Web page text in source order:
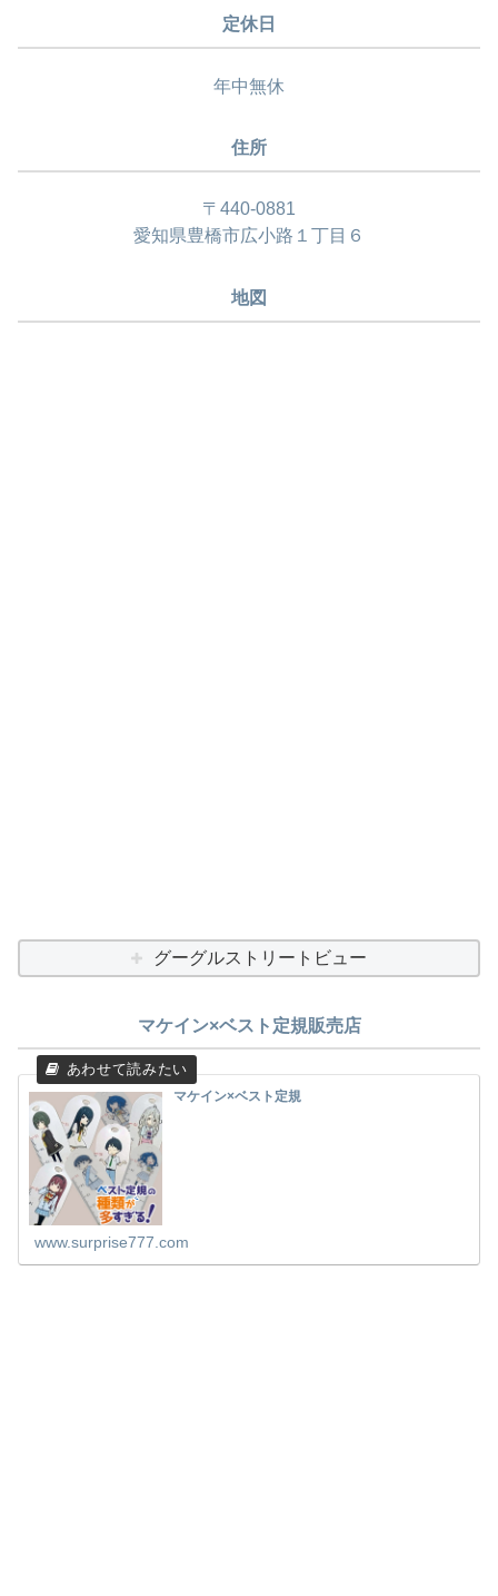
定休日
年中無休
住所
〒440-0881
愛知県豊橋市広小路１丁目６
地図
グーグルストリートビュー
マケイン×ベスト定規販売店
マケイン×ベスト定規
www.surprise777.com